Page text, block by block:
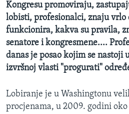
Kongresu promoviraju,
lobisti, profesionalci, znaju vrlo
funkcionira, kakva su pravila,
senatore i kongresmene....
danas je posao kojim se nastoji
izvršnoj vlasti "progurati"
Lobiranje je u Washingtonu
procjenama, u 2009. godini